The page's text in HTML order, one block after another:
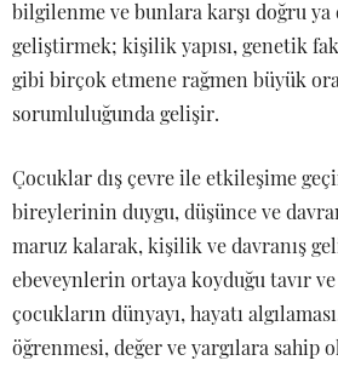
bilgilenme ve bunlara karşı doğru ya
geliştirmek; kişilik yapısı, genetik
gibi birçok etmene rağmen büyük
sorumluluğunda gelişir.
Çocuklar dış çevre ile etkileşime
bireylerinin duygu, düşünce ve
maruz kalarak, kişilik ve davranış
ebeveynlerin ortaya koyduğu tavır ve
çocukların dünyayı, hayatı
öğrenmesi, değer ve yargılara sahip